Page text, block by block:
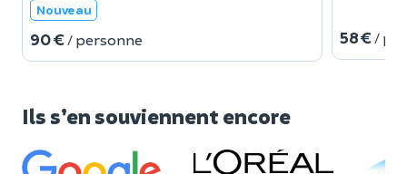
Nouveau
90 € / personne 58 € /
Ils s’en souviennent encore